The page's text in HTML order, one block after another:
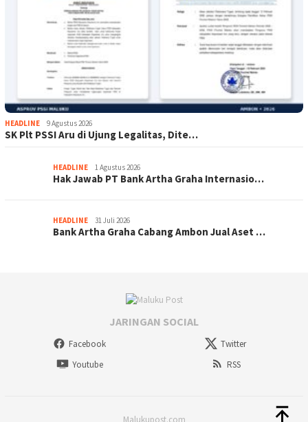
HEADLINE 9 Agustus 2026
SK Plt PSSI Aru di Ujung Legalitas, Dite…
HEADLINE 1 Agustus 2026
Hak Jawab PT Bank Artha Graha Internasio…
HEADLINE 31 Juli 2026
Bank Artha Graha Cabang Ambon Jual Aset …
JARINGAN SOCIAL
Facebook
Twitter
Youtube
RSS
Malukupost.com